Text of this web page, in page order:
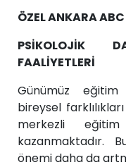
ÖZEL ANKARA
PSİKOLOJİK
FAALİYETLERİ
Günümüz eğitim
bireysel
merkezli
kazanmaktadır.
önemi daha da